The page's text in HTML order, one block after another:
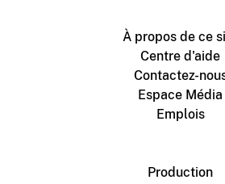
À propos de ce
Centre d'aide
Contactez-
Espace Média
Emplois
Production